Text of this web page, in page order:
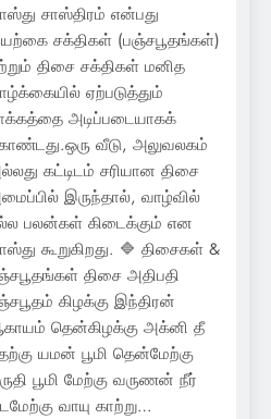
சாஸ்திரம் என்பது
சக்திகள் (பஞ்சபூதங்கள்)
திசை சக்திகள் மனித
ஏற்படுத்தும்
அடிப்படையாகக்
வீடு, அலுவலகம்
கட்டிடம் சரியான திசை
இருந்தால், வாழ்வில்
பலன்கள் கிடைக்கும் என
கூறுகிறது. 🔷 திசைகள் &
திசை அதிபதி
கிழக்கு இந்திரன்
தென்கிழக்கு அக்னி தீ
யமன் பூமி தென்மேற்கு
பூமி மேற்கு வருணன் நீர்
வாயு காற்று…